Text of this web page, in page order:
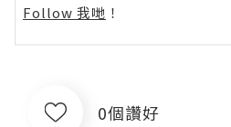
Follow 我哋 ！
0個讚好